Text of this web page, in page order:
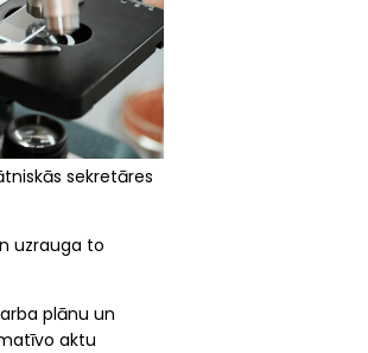
sekretāres
uzrauga to
plānu un
aktu